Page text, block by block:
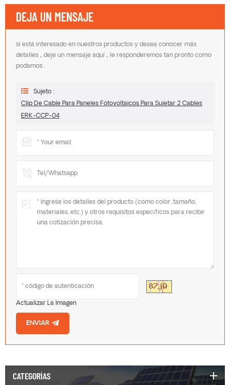
DEJA UN MENSAJE
si está interesado en nuestros productos y desea conocer más
detalles ,, deje un mensaje aquí ,, le responderemos tan pronto como
podamos .
Sujeto :
Clip De Cable Para Paneles Fotovoltaicos Para Sujetar 2 Cables
ERK-CCP-04
Actualizar La Imagen
ENVIAR
CATEGORÍAS